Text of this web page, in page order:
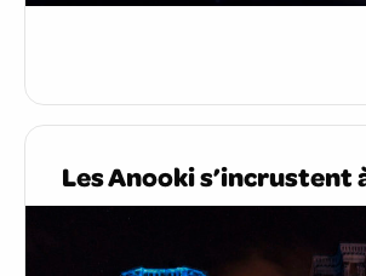
Les Anooki s’incrustent